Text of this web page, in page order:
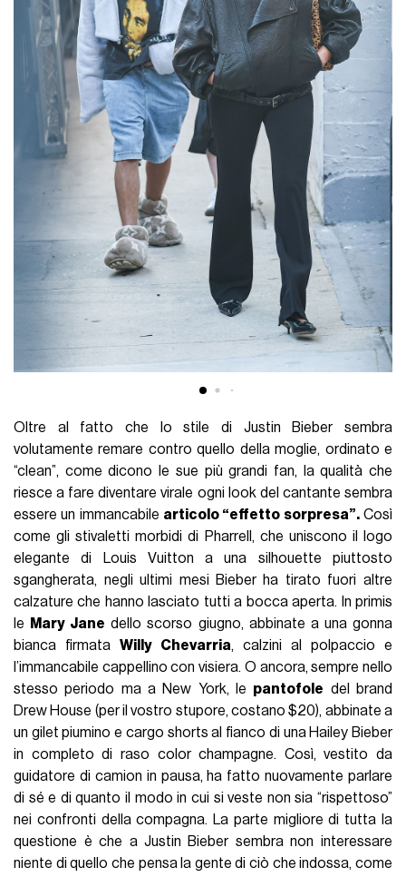
Oltre al fatto che lo stile di Justin Bieber sembra
volutamente remare contro quello della moglie, ordinato e
“clean”, come dicono le sue più grandi fan, la qualità che
riesce a fare diventare virale ogni look del cantante sembra
essere un immancabile articolo “effetto sorpresa”.Così
come gli stivaletti morbidi di Pharrell, che uniscono il logo
elegante di Louis Vuitton a una silhouette piuttosto
sgangherata, negli ultimi mesi Bieber ha tirato fuori altre
calzature che hanno lasciato tutti a bocca aperta. In primis
le
Mary Jane dello scorso giugno, abbinate a una gonna
bianca firmataWilly Chevarria, calzini al polpaccio e
l’immancabile cappellino con visiera. O ancora, sempre nello
stesso periodo ma a New York, le pantofole del brand
Drew House (per il vostro stupore, costano $20), abbinate a
un gilet piumino e cargo shorts al fianco di una Hailey Bieber
in completo di raso color champagne. Così, vestito da
guidatore di camion in pausa, ha fatto nuovamente parlare
di sé e di quanto il modo in cui si veste non sia “rispettoso”
nei confronti della compagna. La parte migliore di tutta la
questione è che a Justin Bieber sembra non interessare
niente di quello che pensa la gente di ciò che indossa, come